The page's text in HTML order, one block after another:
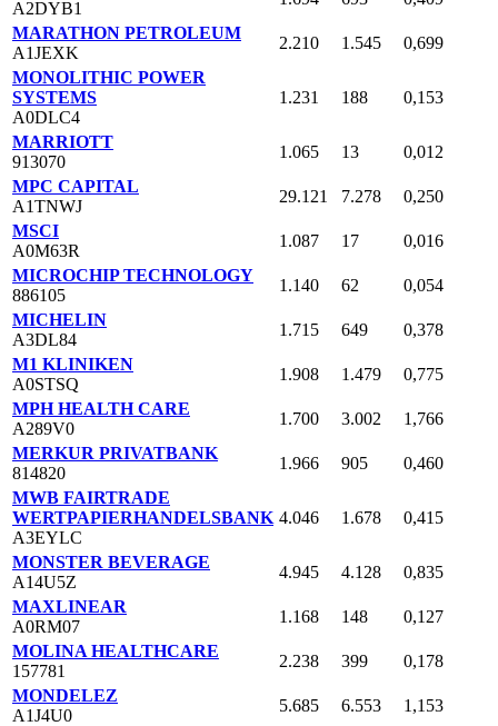
A2DYB1
MARATHON PETROLEUM
A1JEXK
2.210 1.545
0,699
MONOLITHIC POWER
SYSTEMS
A0DLC4
1.231 188 0,153
MARRIOTT
913070
1.065 13
0,012
MPC CAPITAL
A1TNWJ
29.121 7.278
0,250
MSCI
A0M63R
1.087 17
0,016
MICROCHIP TECHNOLOGY
886105
1.140 62
0,054
MICHELIN
A3DL84
1.715 649
0,378
M1 KLINIKEN
A0STSQ
1.908 1.479
0,775
MPH HEALTH CARE
A289V0
1.700 3.002
1,766
MERKUR PRIVATBANK
814820
1.966 905
0,460
MWB FAIRTRADE
WERTPAPIERHANDELSBANK
A3EYLC
4.046 1.678 0,415
MONSTER BEVERAGE
A14U5Z
4.945 4.128
0,835
MAXLINEAR
A0RM07
1.168 148
0,127
MOLINA HEALTHCARE
157781
2.238 399
0,178
MONDELEZ
A1J4U0
5.685 6.553
1,153